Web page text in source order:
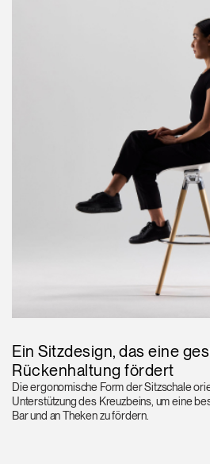
Ein Sitzdesign, das eine
Rückenhaltung fördert
Die ergonomische Form der Sitzschale
Unterstützung des Kreuzbeins, um eine
Bar und an Theken zu fördern.